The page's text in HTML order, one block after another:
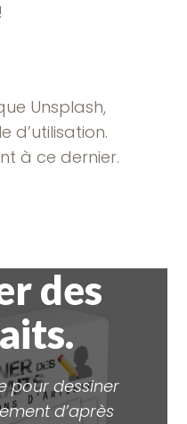
Unsplash,
d’utilisation.
à ce dernier.
des
pour dessiner
d’après